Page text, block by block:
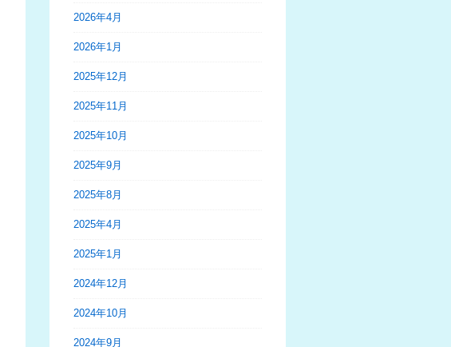
2026年4月
2026年1月
2025年12月
2025年11月
2025年10月
2025年9月
2025年8月
2025年4月
2025年1月
2024年12月
2024年10月
2024年9月